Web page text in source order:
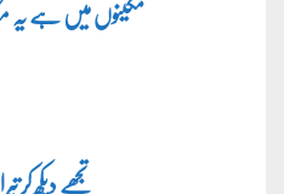
مکینوں میں ہے
تجھے دیکھ کر